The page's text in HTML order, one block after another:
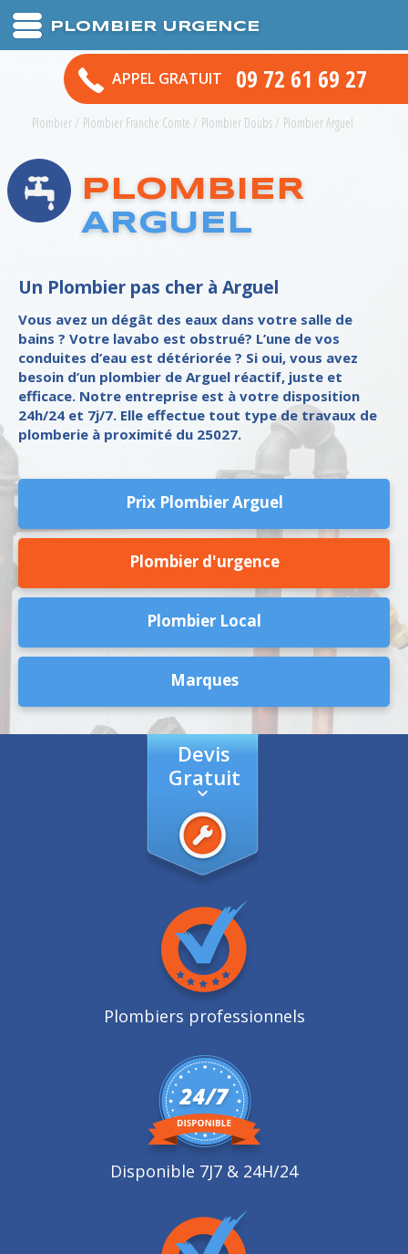
PLOMBIER URGENCE
APPEL GRATUIT 09 72 61 69 27
Plombier/ Plombier Franche Comte / Plombier Doubs/ Plombier Arguel
PLOMBIER
ARGUEL
Un Plombier pas cher à Arguel
Vous avez un dégât des eaux dans votre salle de
bains ? Votre lavabo est obstrué? L’une de vos
conduites d’eau est détériorée ? Si oui, vous avez
besoin d’un plombier de Arguel réactif, juste et
efficace. Notre entreprise est à votre disposition
24h/24 et 7j/7. Elle effectue tout type de travaux de
plomberie à proximité du 25027.
Prix Plombier Arguel
Plombier d'urgence
Plombier Local
Marques
Devis
Gratuit
Plombiers professionnels
Disponible 7J7 & 24H/24